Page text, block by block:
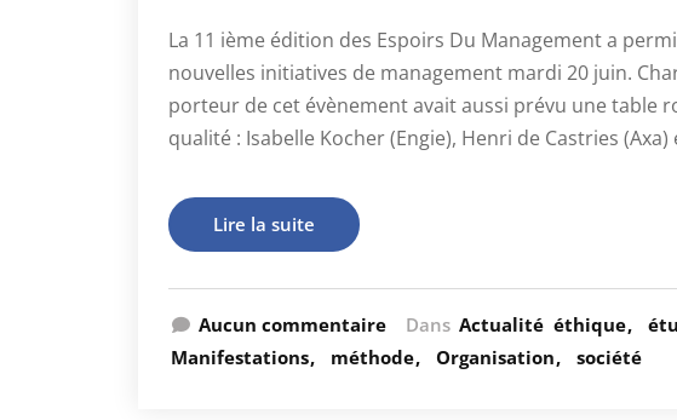
La 11 ième édition des Espoirs Du Management a
nouvelles initiatives de management mardi 20 juin.
porteur de cet évènement avait aussi prévu une table
qualité : Isabelle Kocher (Engie), Henri de Castries
Lire la suite
Aucun commentaire Dans Actualité éthique
Manifestations
méthode Organisation société